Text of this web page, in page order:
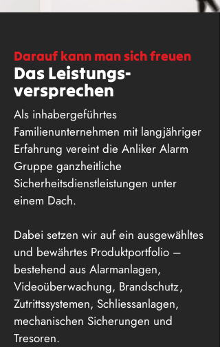
Darauf kann man sich freuen
Das Leistungs-
versprechen
Als inhabergeführtes
Familienunternehmen mit langjähriger
Erfahrung vereint die Anliker Alarm
Gruppe ganzheitliche
Sicherheitsdienstleistungen unter
einem Dach.
Dabei setzen wir auf ein ausgewähltes
und bewährtes Produktportfolio –
bestehend aus Alarmanlagen,
Videoüberwachung, Brandschutz,
Zutrittssystemen, Schliessanlagen,
mechanischen Sicherungen und
Tresoren.